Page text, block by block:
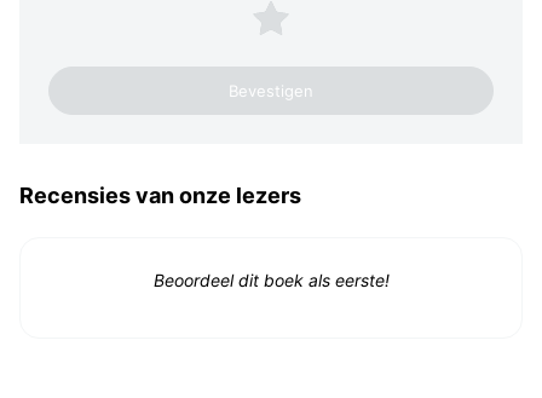
1 ster
Recensies van onze lezers
Beoordeel dit boek als eerste!